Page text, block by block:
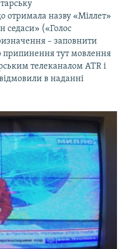
отримала назву «Міллет»
седаси» («Голос
– заповнити
припинення тут мовлення
телеканалом ATR і
в наданні